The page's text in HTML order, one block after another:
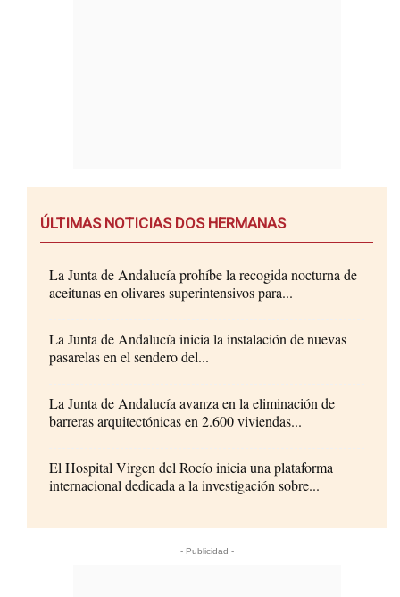
ÚLTIMAS NOTICIAS DOS HERMANAS
La Junta de Andalucía prohíbe la recogida nocturna de
aceitunas en olivares superintensivos para...
La Junta de Andalucía inicia la instalación de nuevas
pasarelas en el sendero del...
La Junta de Andalucía avanza en la eliminación de
barreras arquitectónicas en 2.600 viviendas...
El Hospital Virgen del Rocío inicia una plataforma
internacional dedicada a la investigación sobre...
- Publicidad -